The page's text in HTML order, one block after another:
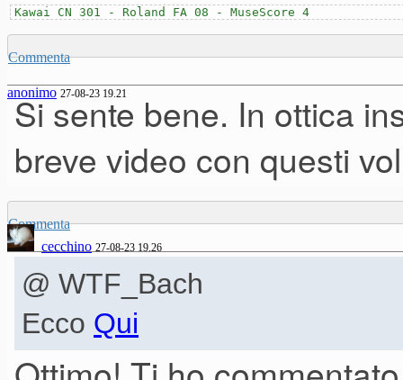
Kawai CN 301 - Roland FA 08 - MuseScore 4
Commenta
anonimo 27-08-23 19.21
Si sente bene. In ottica
breve video con questi
Commenta
cecchino 27-08-23 19.26
@ WTF_Bach
Ecco Qui